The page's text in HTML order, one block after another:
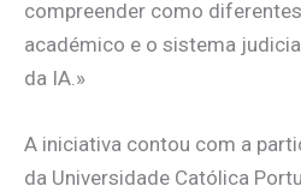
compreender como
académico e o sistema
da IA.»
A iniciativa contou com a
da Universidade Católica